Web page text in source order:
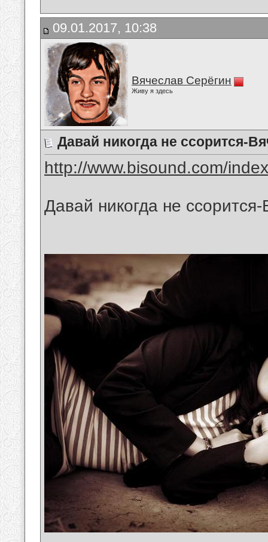
09.01.2017, 10:38
Вячеслав Серёгин
Живу я здесь
Давай никогда не ссорится-
http://www.bisound.com/
Давай никогда не